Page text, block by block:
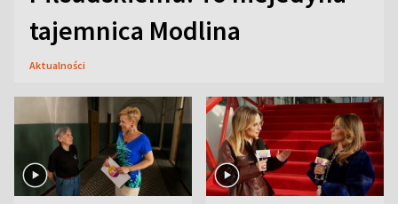
tajemnica Modlina
Aktualności